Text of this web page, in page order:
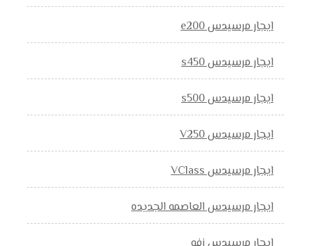
ايجار مرسيدس e200
ايجار مرسيدس s450
ايجار مرسيدس s500
ايجار مرسيدس V250
ايجار مرسيدس VClass
ايجار مرسيدس العاصمه الجديده